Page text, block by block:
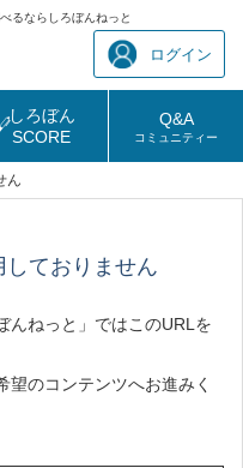
るならしろぼんねっと
ログイン
しろぼん
SCORE
Q&A
コミュニティー
ん
ておりません
んねっと」ではこのURLを
望のコンテンツへお進みく